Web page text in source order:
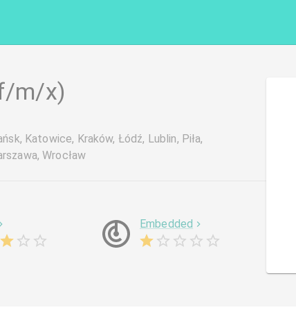
m/x)
Katowice, Kraków, Łódź, Lublin, Piła,
Wrocław
Embedded